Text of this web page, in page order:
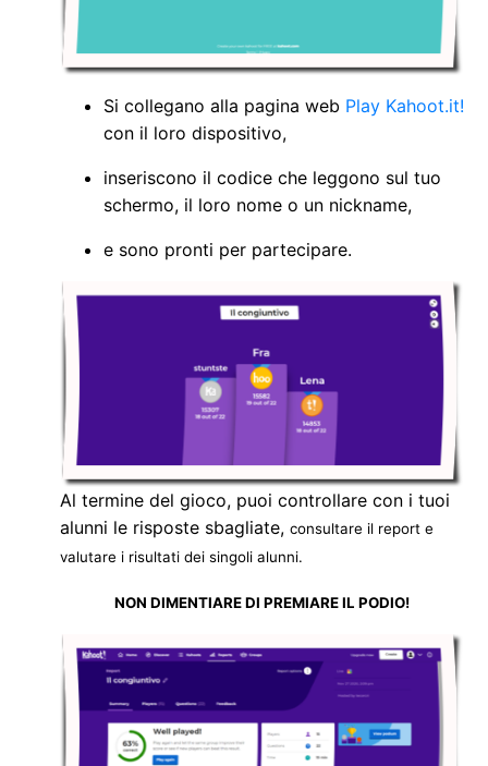
Si collegano alla pagina web Play Kahoot.it!
con il loro dispositivo,
inseriscono il codice che leggono sul tuo
schermo, il loro nome o un nickname,
e sono pronti per partecipare.
Al termine del gioco, puoi controllare con i tuoi
alunni le risposte sbagliate, consultare il report e
valutare i risultati dei singoli alunni.
NON DIMENTIARE DI PREMIARE IL PODIO!